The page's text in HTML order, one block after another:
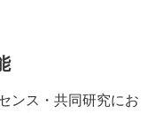
ンス・共同研究にお